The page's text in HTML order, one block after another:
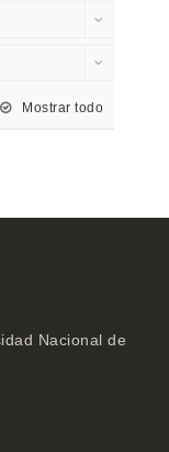
Mostrar todo
Nacional de